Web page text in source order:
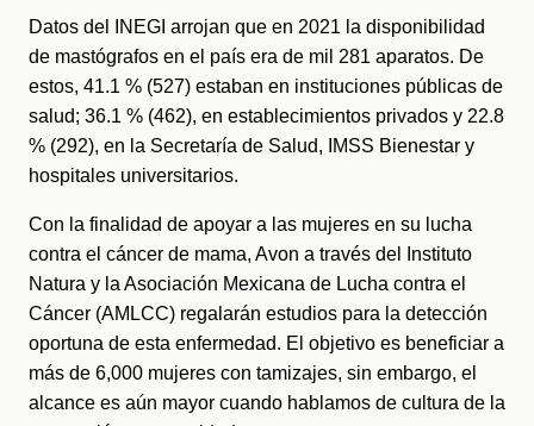
Datos del INEGI arrojan que en 2021 la disponibilidad
de mastógrafos en el país era de mil 281 aparatos. De
estos, 41.1 % (527) estaban en instituciones públicas de
salud; 36.1 % (462), en establecimientos privados y 22.8
% (292), en la Secretaría de Salud, IMSS Bienestar y
hospitales universitarios.
Con la finalidad de apoyar a las mujeres en su lucha
contra el cáncer de mama, Avon a través del Instituto
Natura y la Asociación Mexicana de Lucha contra el
Cáncer (AMLCC) regalarán estudios para la detección
oportuna de esta enfermedad. El objetivo es beneficiar a
más de 6,000 mujeres con tamizajes, sin embargo, el
alcance es aún mayor cuando hablamos de cultura de la